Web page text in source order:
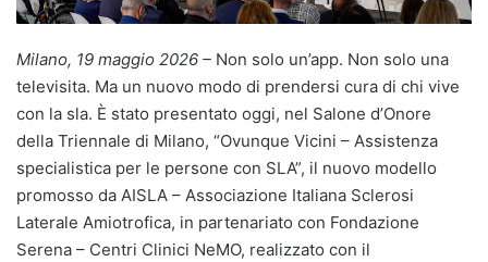
Milano, 19 maggio 2026 – Non solo un’app. Non solo una
televisita. Ma un nuovo modo di prendersi cura di chi vive
con la sla. È stato presentato oggi, nel Salone d’Onore
della Triennale di Milano, “Ovunque Vicini – Assistenza
specialistica per le persone con SLA”, il nuovo modello
promosso da AISLA – Associazione Italiana Sclerosi
Laterale Amiotrofica, in partenariato con Fondazione
Serena – Centri Clinici NeMO, realizzato con il